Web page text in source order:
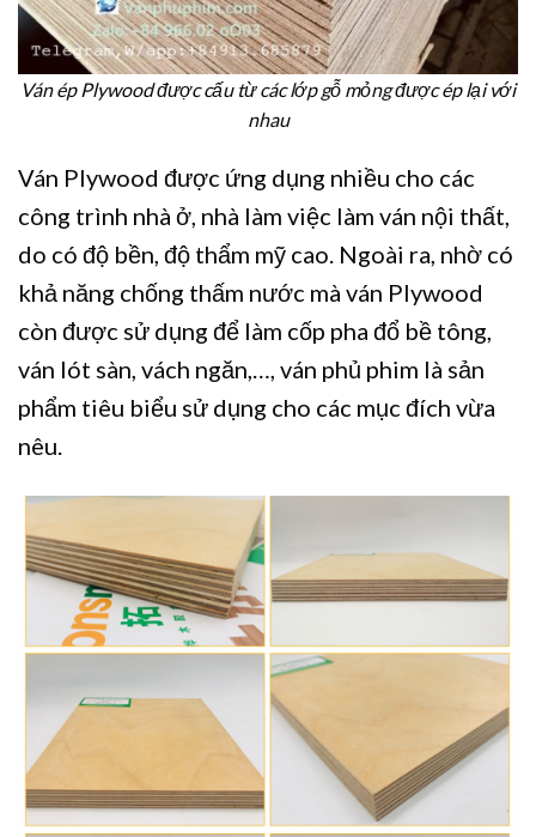
Ván ép Plywood được cấu từ các lớp gỗ mỏng được ép lại với
nhau
Ván Plywood được ứng dụng nhiều cho các
công trình nhà ở, nhà làm việc làm ván nội thất,
do có độ bền, độ thẩm mỹ cao. Ngoài ra, nhờ có
khả năng chống thấm nước mà ván Plywood
còn được sử dụng để làm cốp pha đổ bề tông,
ván lót sàn, vách ngăn,…, ván phủ phim là sản
phẩm tiêu biểu sử dụng cho các mục đích vừa
nêu.